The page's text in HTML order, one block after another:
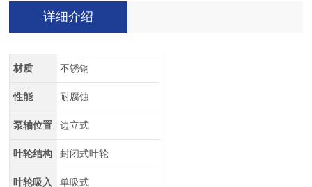
详细介绍
材质 不锈钢
性能 耐腐蚀
泵轴位置 边立式
叶轮结构 封闭式叶轮
叶轮吸入 单吸式